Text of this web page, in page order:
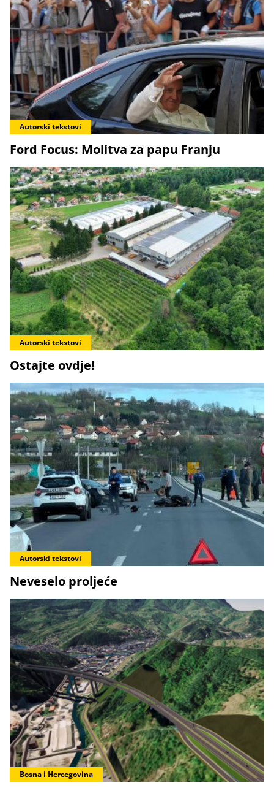
Autorski tekstovi
Ford Focus: Molitva za papu Franju
Autorski tekstovi
Ostajte ovdje!
Autorski tekstovi
Neveselo proljeće
Bosna i Hercegovina